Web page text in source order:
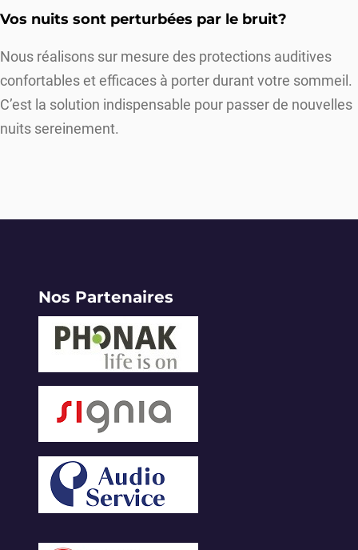
Vos nuits sont perturbées par le bruit?
Nous réalisons sur mesure des protections auditives
confortables et efficaces à porter durant votre sommeil.
C’est la solution indispensable pour passer de nouvelles
nuits sereinement.
Nos Partenaires